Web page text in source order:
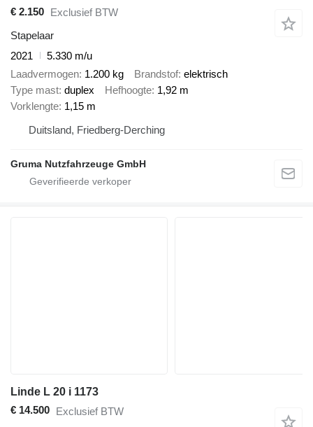
€ 2.150
Exclusief BTW
Stapelaar
2021
5.330 m/u
Laadvermogen 1.200 kg Brandstof elektrisch
Type mast duplex Hefhoogte 1,92 m
Vorklengte 1,15 m
Duitsland, Friedberg-Derching
Gruma Nutzfahrzeuge GmbH
Linde L 20 i 1173
€ 14.500 Exclusief BTW